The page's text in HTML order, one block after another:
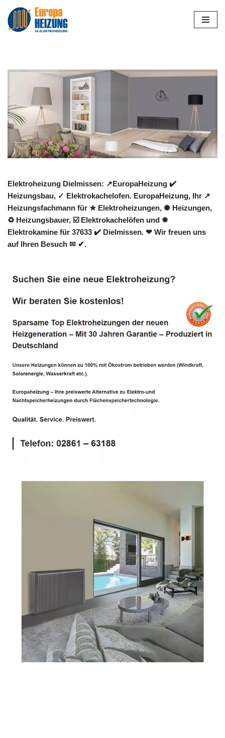
Zum
Elektroheizung Dielmissen: ↗️EuropaHeizung ✔️
Heizungsbau, ✓ Elektrokachelofen. EuropaHeizung, Ihr ↗️
Heizungsfachmann für ★ Elektroheizungen, ✺ Heizungen,
♻ Heizungsbauer, ☑️ Elektrokachelöfen und ✹
Elektrokamine für 37633 ✔️ Dielmissen. ❤ Wir freuen uns
auf Ihren Besuch ✉ ✔.